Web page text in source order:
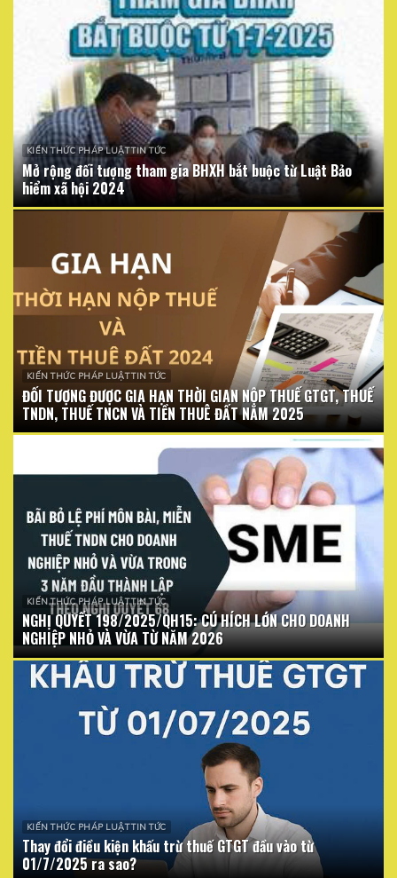
KIẾN THỨC PHÁP LUẬT TIN TỨC
Mở rộng đối tượng tham gia BHXH bắt buộc từ Luật Bảo
hiểm xã hội 2024
KIẾN THỨC PHÁP LUẬT TIN TỨC
ĐỐI TƯỢNG ĐƯỢC GIA HẠN THỜI GIAN NỘP THUẾ GTGT, THUẾ
TNDN, THUẾ TNCN VÀ TIỀN THUÊ ĐẤT NĂM 2025
KIẾN THỨC PHÁP LUẬT TIN TỨC
NGHỊ QUYẾT 198/2025/QH15: CÚ HÍCH LỚN CHO DOANH
NGHIỆP NHỎ VÀ VỪA TỪ NĂM 2026
KIẾN THỨC PHÁP LUẬT TIN TỨC
Thay đổi điều kiện khấu trừ thuế GTGT đầu vào từ
01/7/2025 ra sao?